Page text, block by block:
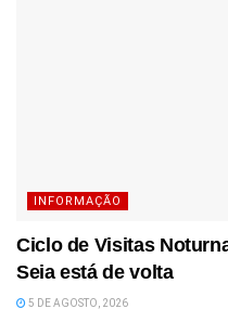
INFORMAÇÃO
Ciclo de Visitas
Seia está de volta
5 DE AGOSTO, 2026